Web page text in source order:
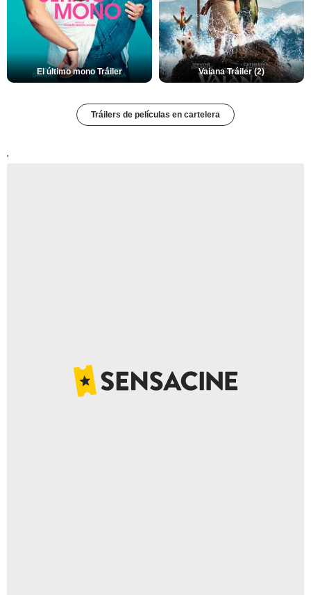
El último mono Tráiler Vaiana Tráiler (2)
Tráilers de películas en cartelera
'